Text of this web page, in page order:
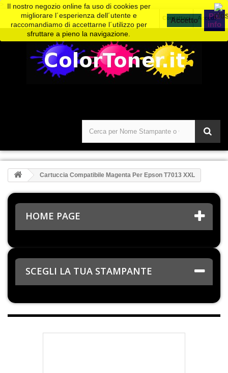
Accedi
Contattaci
Il nostro negozio online fa uso di cookies per
migliorare l´esperienza dell´utente e
raccomandiamo di accettarne l´utilizzo per
sfruttare a pieno la navigazione.
Piú
info
Cartuccia Compatibile Magenta Per Epson T7013 XXL
HOME PAGE
SCEGLI LA TUA STAMPANTE